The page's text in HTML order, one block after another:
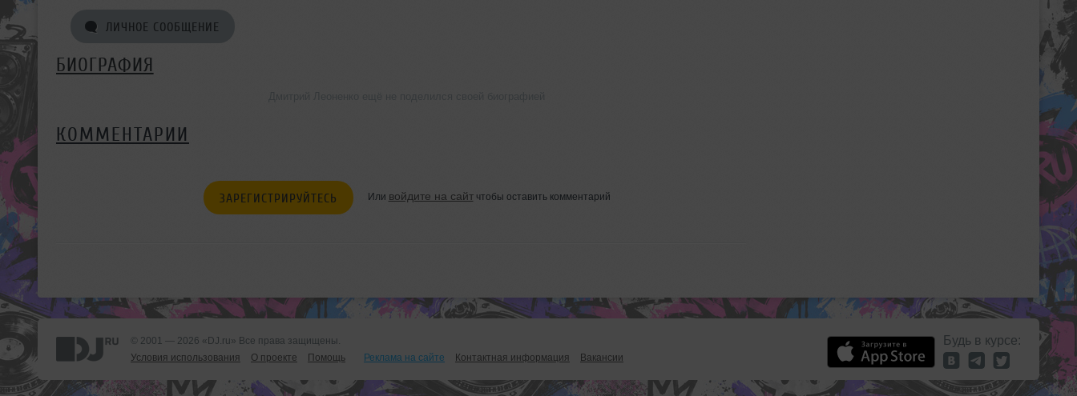
ЛИЧНОЕ СООБЩЕНИЕ
БИОГРАФИЯ
КОММЕНТАРИИ
ЗАРЕГИСТРИРУЙТЕСЬ Или войдите на сайтчтобы оставить комментарий
© 2001 — 2026 «DJ.ru» Все права защищены.
Условия использования
О проекте Помощь Реклама на сайте Контактная информация Вакансии
Будь в курсе: